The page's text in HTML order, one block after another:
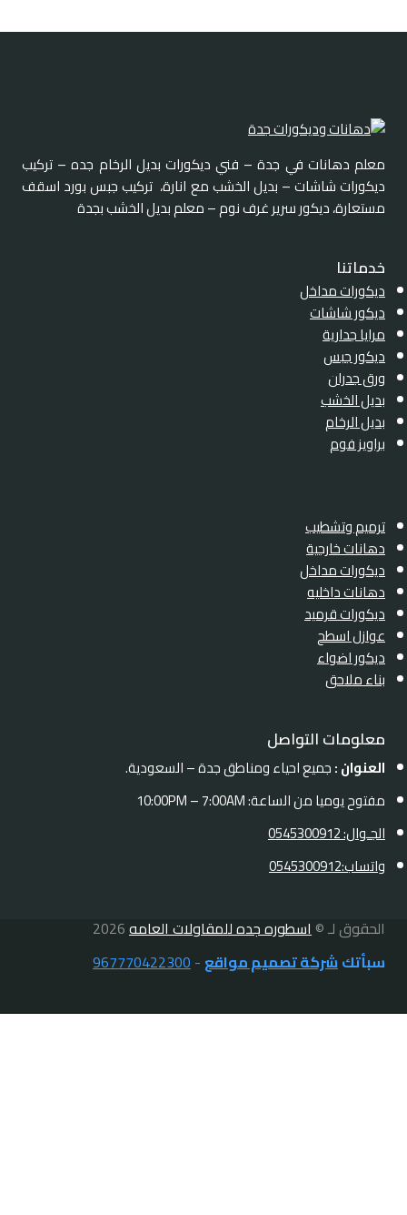
معلم دهانات في جدة – فني ديكورات بديل الرخام جده – تركيب
ديكورات شاشات – بديل الخشب مع انارة، تركيب جبس بورد اسقف
مستعارة، ديكور سرير غرف نوم – معلم بديل الخشب بجدة
خدماتنا
ديكورات مداخل
ديكور شاشات
مرايا جدارية
ديكور جبس
ورق جدران
بديل الخشب
بديل الرخام
براويز فوم
ترميم وتشطيب
دهانات خارجية
ديكورات مداخل
دهانات داخليه
ديكورات قرميد
عوازل اسطح
ديكور اضواء
بناء ملاحق
معلومات التواصل
العنوان :جميع احياء ومناطق جدة – السعودية.
مفتوح يوميا من الساعة: 10:00PM – 7:00AM
الجـوال: 0545300912
واتساب:0545300912
الحقوق لـ ©اسطوره جده للمقاولات العامه
سبأتكشركة تصميم مواقع -
967770422300